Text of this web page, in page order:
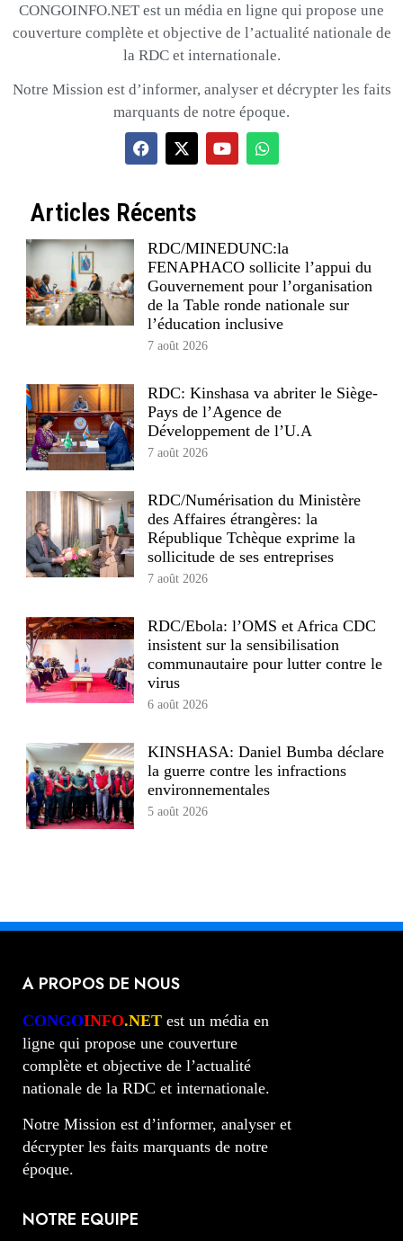
CONGOINFO.NET est un média en ligne qui propose une
couverture complète et objective de l’actualité nationale de
la RDC et internationale.
Notre Mission est d’informer, analyser et décrypter les faits
marquants de notre époque.
Articles Récents
RDC/MINEDUNC:la
FENAPHACO sollicite l’appui du
Gouvernement pour l’organisation
de la Table ronde nationale sur
l’éducation inclusive
7 août 2026
RDC: Kinshasa va abriter le Siège-
Pays de l’Agence de
Développement de l’U.A
7 août 2026
RDC/Numérisation du Ministère
des Affaires étrangères: la
République Tchèque exprime la
sollicitude de ses entreprises
7 août 2026
RDC/Ebola: l’OMS et Africa CDC
insistent sur la sensibilisation
communautaire pour lutter contre le
virus
6 août 2026
KINSHASA: Daniel Bumba déclare
la guerre contre les infractions
environnementales
5 août 2026
A PROPOS DE NOUS
CONGOINFO.NET est un média en
ligne qui propose une couverture
complète et objective de l’actualité
nationale de la RDC et internationale.
Notre Mission est d’informer, analyser et
décrypter les faits marquants de notre
époque.
NOTRE EQUIPE